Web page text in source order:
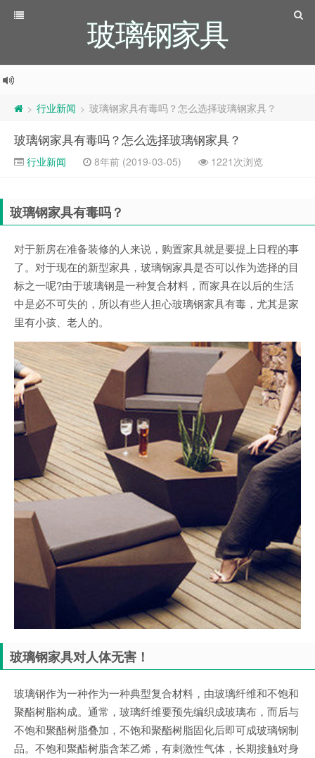
玻璃钢家具
> 行业新闻 > 玻璃钢家具有毒吗？怎么选择玻璃钢家具？
玻璃钢家具有毒吗？怎么选择玻璃钢家具？
行业新闻 8年前 (2019-03-05) 1221次浏览
玻璃钢家具有毒吗？
对于新房在准备装修的人来说，购置家具就是要提上日程的事
了。对于现在的新型家具，玻璃钢家具是否可以作为选择的目
标之一呢?由于玻璃钢是一种复合材料，而家具在以后的生活
中是必不可失的，所以有些人担心玻璃钢家具有毒，尤其是家
里有小孩、老人的。
玻璃钢家具对人体无害！
玻璃钢作为一种作为一种典型复合材料，由玻璃纤维和不饱和
聚酯树脂构成。通常，玻璃纤维要预先编织成玻璃布，而后与
不饱和聚酯树脂叠加，不饱和聚酯树脂固化后即可成玻璃钢制
品。不饱和聚酯树脂含苯乙烯，有刺激性气体，长期接触对身